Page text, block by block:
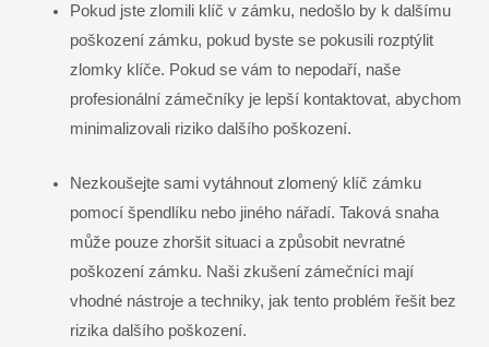
Pokud jste zlomili klíč ‌v ⁣zámku, nedošlo ⁣by k dalšímu
poškození zámku,‍ pokud byste se pokusili rozptýlit
zlomky ⁢klíče. Pokud se vám to ⁤nepodaří,​ naše
profesionální zámečníky ⁤je‌ lepší⁣ kontaktovat, ‌abychom ​
minimalizovali ​riziko dalšího poškození.
Nezkoušejte ⁤sami​ vytáhnout​ zlomený klíč zámku
⁢pomocí špendlíku nebo jiného nářadí. Taková snaha
může pouze zhoršit situaci ⁤a způsobit nevratné
poškození zámku. Naši zkušení zámečníci mají⁤
vhodné nástroje a techniky, jak tento problém řešit⁣ bez
rizika dalšího⁣ poškození.